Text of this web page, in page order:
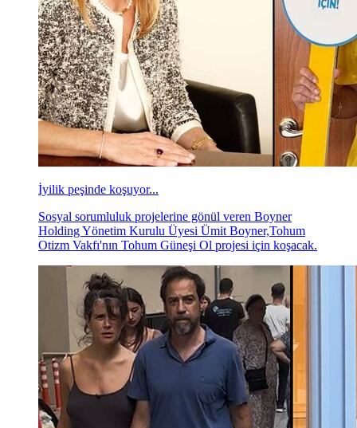
İyilik peşinde koşuyor...
Sosyal sorumluluk projelerine gönül veren Boyner
Holding Yönetim Kurulu Üyesi Ümit Boyner,Tohum
Otizm Vakfı'nın Tohum Güneşi Ol projesi için koşacak.